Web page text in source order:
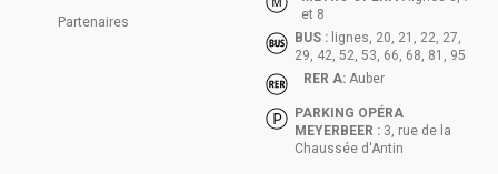
Partenaires
et 8
BUS : lignes, 20, 21, 22, 27,
29, 42, 52, 53, 66, 68, 81, 95
RER A: Auber
PARKING OPÉRA
MEYERBEER : 3, rue de la
Chaussée d'Antin